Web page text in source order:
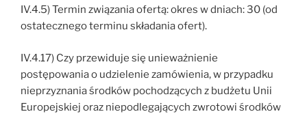
IV.4.5) Termin związania ofertą: okres w dniach: 30 (od
ostatecznego terminu składania ofert).
IV.4.17) Czy przewiduje się unieważnienie
postępowania o udzielenie zamówienia, w przypadku
nieprzyznania środków pochodzących z budżetu Unii
Europejskiej oraz niepodlegających zwrotowi środków